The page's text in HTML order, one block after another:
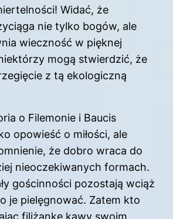
Widać, że
nie tylko bogów, ale
wieczność w pięknej
mogą stwierdzić, że
z tą ekologiczną
o Filemonie i Baucis
opowieść o miłości, ale
że dobro wraca do
nieoczekiwanych formach.
gościnności pozostają wciąż
je pielęgnować. Zatem kto
filiżankę kawy swoim